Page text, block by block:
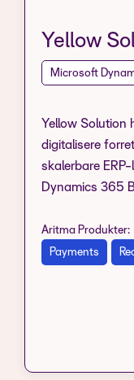
Yellow
Microsoft
Yellow Solution
digitalisere
skalerbare
Dynamics 365
Aritma Produkter:
Payments